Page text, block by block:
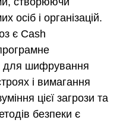
осіб і організацій.
є Cash
для шифрування
і вимагання
цієї загрози та
безпеки є